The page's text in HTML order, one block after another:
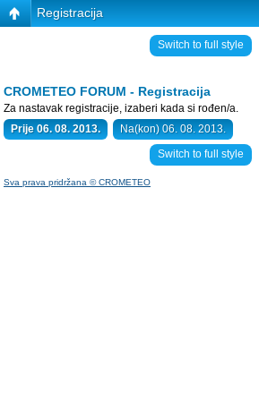
Registracija
Switch to full style
CROMETEO FORUM - Registracija
Za nastavak registracije, izaberi kada si rođen/a.
Prije 06. 08. 2013.
Na(kon) 06. 08. 2013.
Switch to full style
Sva prava pridržana © CROMETEO